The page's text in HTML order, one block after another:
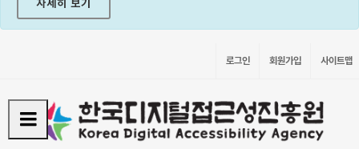
자세히 보기
로그인 회원가입 사이트맵